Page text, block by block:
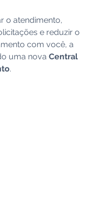
o atendimento,
e reduzir o
com você, a
uma nova Central
.